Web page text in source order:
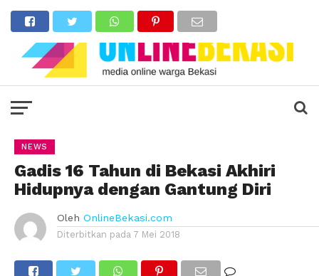
NEWS
Gadis 16 Tahun di Bekasi Akhiri
Hidupnya dengan Gantung Diri
Oleh OnlineBekasi.com
Diterbitkan pada 7 Mei 2018